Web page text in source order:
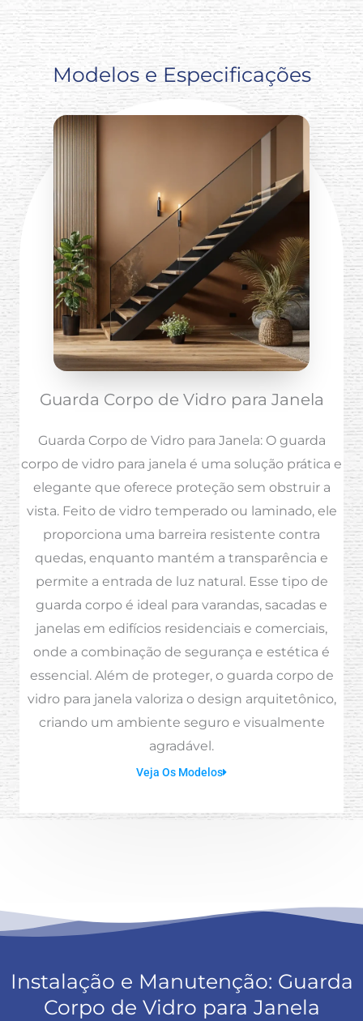
Modelos e Especificações
Guarda Corpo de Vidro para Janela
Guarda Corpo de Vidro para Janela: O guarda
corpo de vidro para janela é uma solução prática e
elegante que oferece proteção sem obstruir a
vista. Feito de vidro temperado ou laminado, ele
proporciona uma barreira resistente contra
quedas, enquanto mantém a transparência e
permite a entrada de luz natural. Esse tipo de
guarda corpo é ideal para varandas, sacadas e
janelas em edifícios residenciais e comerciais,
onde a combinação de segurança e estética é
essencial. Além de proteger, o guarda corpo de
vidro para janela valoriza o design arquitetônico,
criando um ambiente seguro e visualmente
agradável.
Veja Os Modelos
Instalação e Manutenção: Guarda
Corpo de Vidro para Janela